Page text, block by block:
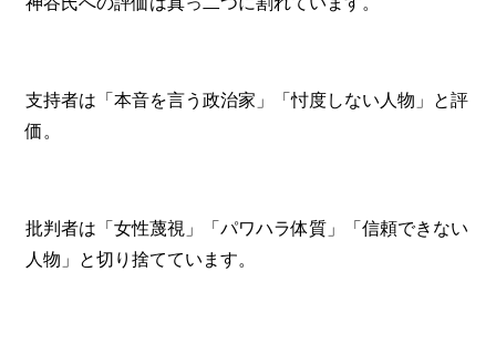
支持者は「本音を言う政治家」「忖度しない人物」と評
価。
批判者は「女性蔑視」「パワハラ体質」「信頼できない
人物」と切り捨てています。